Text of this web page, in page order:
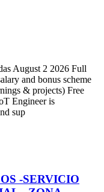
August 2 2026 Full
and bonus scheme
& projects) Free
Engineer is
sup
-SERVICIO